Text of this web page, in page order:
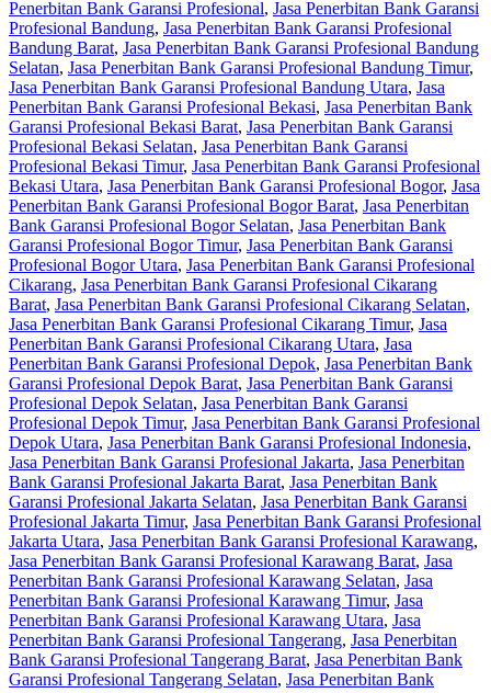
Penerbitan Bank Garansi Profesional, Jasa Penerbitan Bank Garansi
Profesional Bandung, Jasa Penerbitan Bank Garansi Profesional
Bandung Barat, Jasa Penerbitan Bank Garansi Profesional Bandung
Selatan, Jasa Penerbitan Bank Garansi Profesional Bandung Timur,
Jasa Penerbitan Bank Garansi Profesional Bandung Utara, Jasa
Penerbitan Bank Garansi Profesional Bekasi, Jasa Penerbitan Bank
Garansi Profesional Bekasi Barat, Jasa Penerbitan Bank Garansi
Profesional Bekasi Selatan, Jasa Penerbitan Bank Garansi
Profesional Bekasi Timur, Jasa Penerbitan Bank Garansi Profesional
Bekasi Utara, Jasa Penerbitan Bank Garansi Profesional Bogor, Jasa
Penerbitan Bank Garansi Profesional Bogor Barat, Jasa Penerbitan
Bank Garansi Profesional Bogor Selatan, Jasa Penerbitan Bank
Garansi Profesional Bogor Timur, Jasa Penerbitan Bank Garansi
Profesional Bogor Utara, Jasa Penerbitan Bank Garansi Profesional
Cikarang, Jasa Penerbitan Bank Garansi Profesional Cikarang
Barat, Jasa Penerbitan Bank Garansi Profesional Cikarang Selatan,
Jasa Penerbitan Bank Garansi Profesional Cikarang Timur, Jasa
Penerbitan Bank Garansi Profesional Cikarang Utara, Jasa
Penerbitan Bank Garansi Profesional Depok, Jasa Penerbitan Bank
Garansi Profesional Depok Barat, Jasa Penerbitan Bank Garansi
Profesional Depok Selatan, Jasa Penerbitan Bank Garansi
Profesional Depok Timur, Jasa Penerbitan Bank Garansi Profesional
Depok Utara, Jasa Penerbitan Bank Garansi Profesional Indonesia,
Jasa Penerbitan Bank Garansi Profesional Jakarta, Jasa Penerbitan
Bank Garansi Profesional Jakarta Barat, Jasa Penerbitan Bank
Garansi Profesional Jakarta Selatan, Jasa Penerbitan Bank Garansi
Profesional Jakarta Timur, Jasa Penerbitan Bank Garansi Profesional
Jakarta Utara, Jasa Penerbitan Bank Garansi Profesional Karawang,
Jasa Penerbitan Bank Garansi Profesional Karawang Barat, Jasa
Penerbitan Bank Garansi Profesional Karawang Selatan, Jasa
Penerbitan Bank Garansi Profesional Karawang Timur, Jasa
Penerbitan Bank Garansi Profesional Karawang Utara, Jasa
Penerbitan Bank Garansi Profesional Tangerang, Jasa Penerbitan
Bank Garansi Profesional Tangerang Barat, Jasa Penerbitan Bank
Garansi Profesional Tangerang Selatan, Jasa Penerbitan Bank